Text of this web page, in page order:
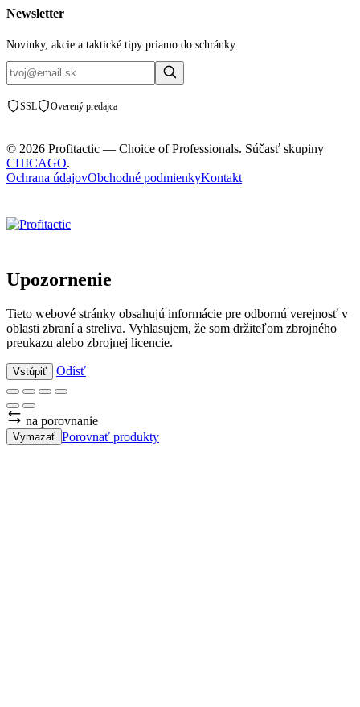
Newsletter
Novinky, akcie a taktické tipy priamo do schránky.
SSL Overený predajca
© 2026 Profitactic — Choice of Professionals. Súčasť skupiny
CHICAGO.
Ochrana údajovObchodné podmienkyKontakt
Upozornenie
Tieto webové stránky obsahujú informácie pre odbornú verejnosť v
oblasti zbraní a streliva. Vyhlasujem, že som držiteľom zbrojného
preukazu alebo zbrojnej licencie.
Vstúpiť Odísť
na porovnanie
Vymazať Porovnať produkty